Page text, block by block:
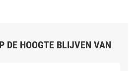
DE HOOGTE BLIJVEN VAN